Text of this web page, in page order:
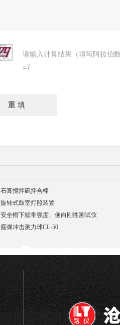
请输入计算结果（填写阿拉伯
=7
石膏搅拌碗拌合棒
​旋转式鼓室灯照装置
安全帽下颏带强度、侧向刚性测试仪
霰弹冲击测力球CL-50